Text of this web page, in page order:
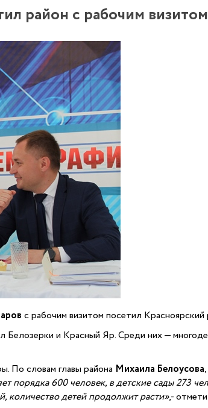
район с рабочим визитом
с рабочим визитом посетил Красноярский
Белозерки и Красный Яр. Среди них —
По словам главы района Михаила Белоусова
порядка 600 человек, в детские сады 273
количество детей продолжит расти»,-